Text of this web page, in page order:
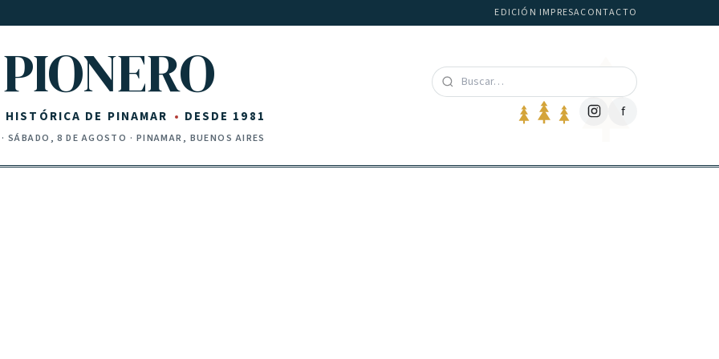
EDICIÓN IMPRESACONTACTO
PIONERO
HISTÓRICA DE PINAMAR DESDE 1981
· SÁBADO, 8 DE AGOSTO · PINAMAR, BUENOS AIRES
f